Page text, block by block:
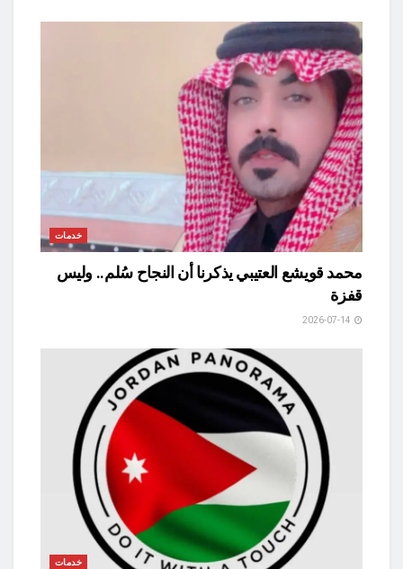
خدمات
محمد قويشع العتيبي يذكرنا أن النجاح سُلم.. وليس
قفزة
خدمات